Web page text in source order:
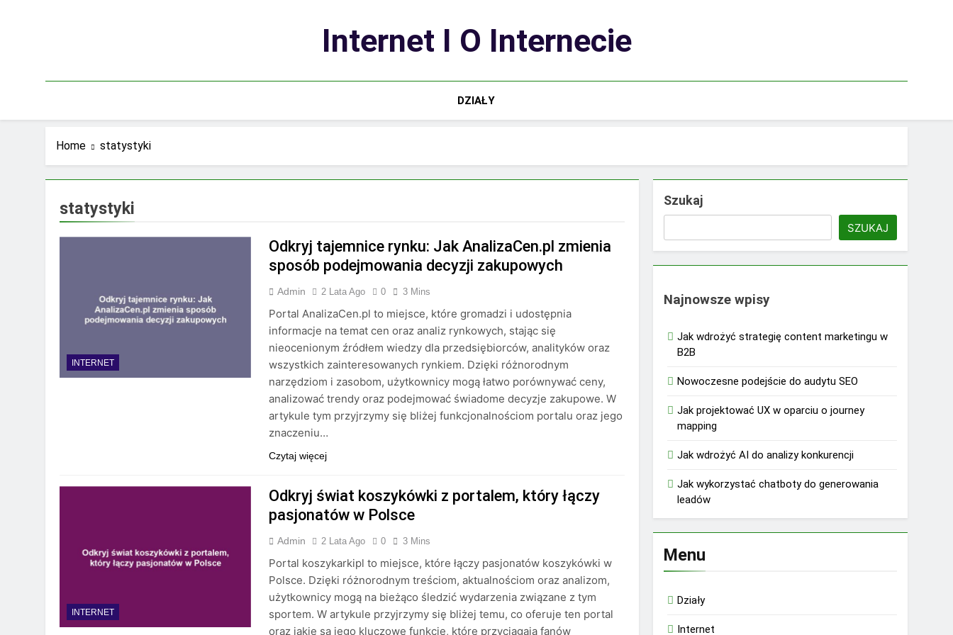
Internet I O Internecie
DZIAŁY
Home statystyki
statystyki
INTERNET
Odkryj tajemnice rynku: Jak AnalizaCen.pl zmienia
sposób podejmowania decyzji zakupowych
Admin 2 Lata Ago 0 3 Mins
Portal AnalizaCen.pl to miejsce, które gromadzi i udostępnia
informacje na temat cen oraz analiz rynkowych, stając się
nieocenionym źródłem wiedzy dla przedsiębiorców, analityków oraz
wszystkich zainteresowanych rynkiem. Dzięki różnorodnym
narzędziom i zasobom, użytkownicy mogą łatwo porównywać ceny,
analizować trendy oraz podejmować świadome decyzje zakupowe. W
artykule tym przyjrzymy się bliżej funkcjonalnościom portalu oraz jego
znaczeniu…
Czytaj więcej
INTERNET
Odkryj świat koszykówki z portalem, który łączy
pasjonatów w Polsce
Admin 2 Lata Ago 0 3 Mins
Portal koszykarkipl to miejsce, które łączy pasjonatów koszykówki w
Polsce. Dzięki różnorodnym treściom, aktualnościom oraz analizom,
użytkownicy mogą na bieżąco śledzić wydarzenia związane z tym
sportem. W artykule przyjrzymy się bliżej temu, co oferuje ten portal
oraz jakie są jego kluczowe funkcje, które przyciągają fanów
Szukaj
SZUKAJ
Najnowsze wpisy
Jak wdrożyć strategię content marketingu w
B2B
Nowoczesne podejście do audytu SEO
Jak projektować UX w oparciu o journey
mapping
Jak wdrożyć AI do analizy konkurencji
Jak wykorzystać chatboty do generowania
leadów
Menu
Działy
Internet